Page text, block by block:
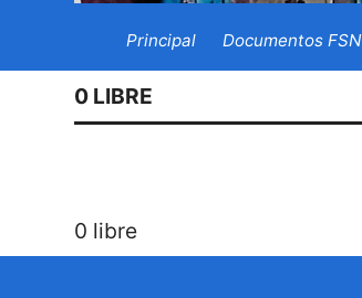
Principal Documentos FSN
0 LIBRE
0 libre